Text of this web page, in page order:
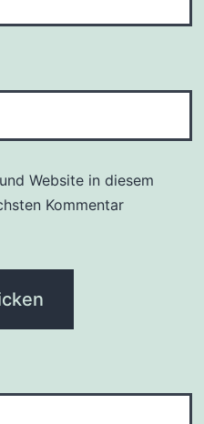
Website in diesem
Kommentar